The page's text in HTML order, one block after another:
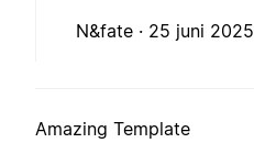
N&fate · 25 juni 2025
Amazing Template